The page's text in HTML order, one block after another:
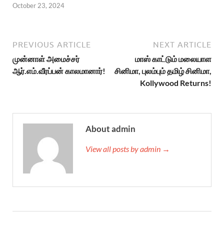
October 23, 2024
PREVIOUS ARTICLE
முன்னாள் அமைச்சர்
ஆர்.எம்.வீரப்பன் காலமானார்!
NEXT ARTICLE
மாஸ் காட்டும் மலையாள
சினிமா, புலம்பும் தமிழ் சினிமா,
Kollywood Returns!
About admin
View all posts by admin →